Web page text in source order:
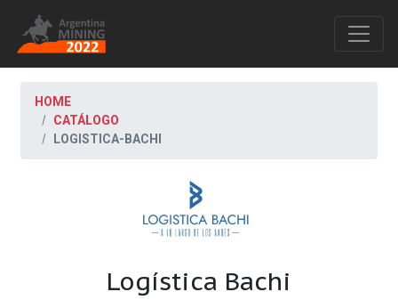
HOME
CATÁLOGO
LOGISTICA-BACHI
Logística Bachi